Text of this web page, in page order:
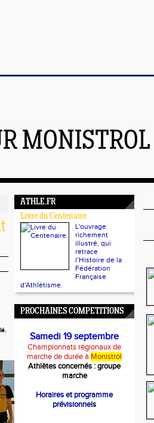
MONISTROL
ATHLE.FR
Livre du Centenaire
L'ouvrage
richement
illustré, qui
retrace
l’Histoire de la
Fédération
Française
d'Athlétisme.
PROCHAINES COMPETITIONS
Samedi 19 septembre
Championnats régionaux de
marche de durée à Monistrol
Athlètes concernés :groupe
marche
Horaires et programme
prévisionnels